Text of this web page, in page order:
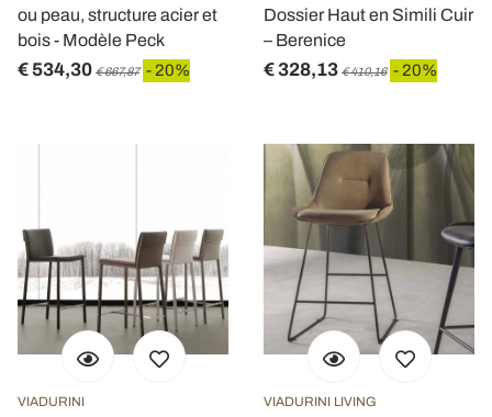
ou peau, structure acier et
bois - Modèle Peck
€ 534,30 € 667,87 - 20%
Dossier Haut en Simili Cuir
– Berenice
€ 328,13 € 410,16 - 20%
VIADURINI VIADURINI LIVING